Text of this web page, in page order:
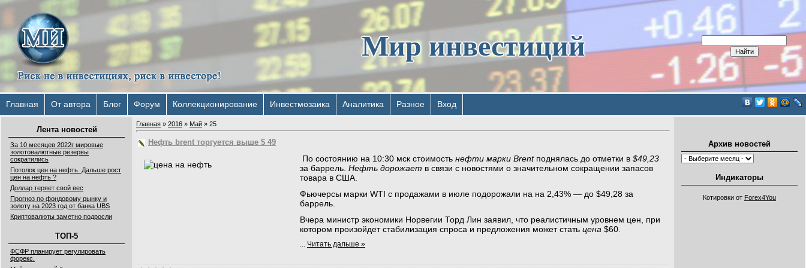
Мир инвестиций
Главная От автора Блог Форум Коллекционирование Инвестмозаика Аналитика Разное Вход
Лента новостей
За 10 месяцев 2022г мировые
золотовалютные резервы
сократились
Потолок цен на нефть. Дальше рост
цен на нефть ?
Доллар теряет свой вес
Прогноз по фондовому рынку и
золоту на 2023 год от банка UBS
Криптовалюты заметно подросли
ТОП-5
ФСФР планирует регулировать
форекс.
Главная » 2016 » Май » 25
Нефть brent торгуется выше $ 49
По состоянию на 10:30 мск стоимость нефти марки Brentподнялась до отметки в $49,23
за баррель. Нефть дорожает в связи с новостями о значительном сокращении запасов
товара в США.
Фьючерсы марки WTI с продажами в июле подорожали на на 2,43% — до $49,28 за
баррель.
Вчера министр экономики Норвегии Торд Лин заявил, что реалистичным уровнем цен, при
котором произойдет стабилизация спроса и предложения может стать цена $60.
... Читать дальше »
Архив новостей
Индикаторы
Котировки от Forex4You